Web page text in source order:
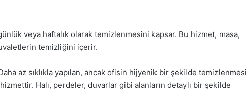
veya haftalık olarak temizlenmesini kapsar. Bu hizmet, masa,
temizliğini içerir.
az sıklıkla yapılan, ancak ofisin hijyenik bir şekilde temizlenmesi
Halı, perdeler, duvarlar gibi alanların detaylı bir şekilde